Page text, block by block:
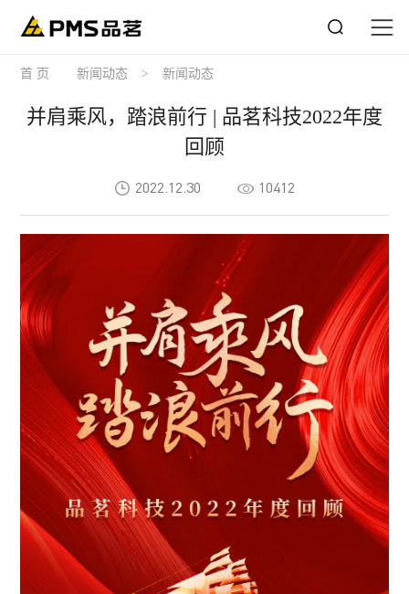
首 页 新闻动态 > 新闻动态
并肩乘风，踏浪前行 | 品茗科技2022年度
回顾
2022.12.30 10412